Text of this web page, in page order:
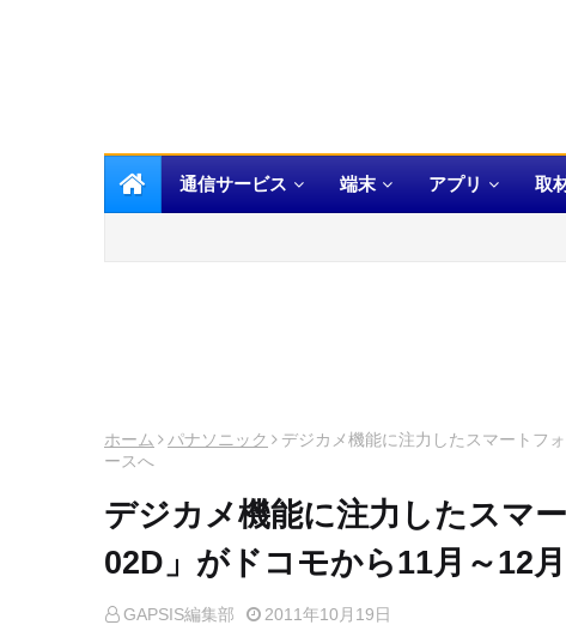
通信サービス 端末 アプリ 取
ホーム パナソニック
デジカメ機能に注力したスマートフ
ースへ
デジカメ機能に注力したスマ
02D」がドコモから11月～12
GAPSIS編集部 2011年10月19日